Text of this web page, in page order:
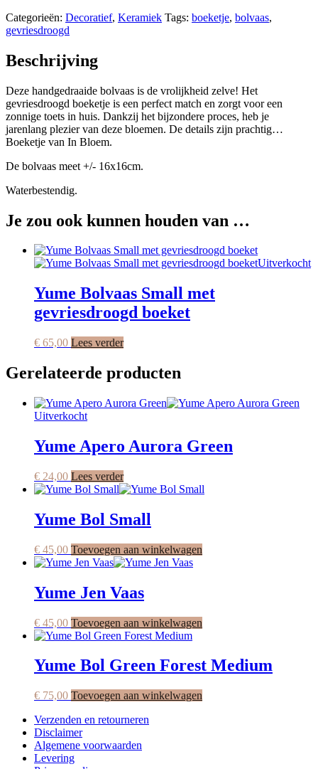
Categorieën: Decoratief, Keramiek Tags: boeketje, bolvaas,
gevriesdroogd
Beschrijving
Deze handgedraaide bolvaas is de vrolijkheid zelve! Het
gevriesdroogd boeketje is een perfect match en zorgt voor een
zonnige toets in huis. Dankzij het bijzondere proces, heb je
jarenlang plezier van deze bloemen. De details zijn prachtig…
Boeketje van In Bloem.
De bolvaas meet +/- 16x16cm.
Waterbestendig.
Je zou ook kunnen houden van …
Uitverkocht
Yume Bolvaas Small met
gevriesdroogd boeket
€ 65,00 Lees verder
Gerelateerde producten
Uitverkocht
Yume Apero Aurora Green
€ 24,00 Lees verder
Yume Bol Small
€ 45,00 Toevoegen aan winkelwagen
Yume Jen Vaas
€ 45,00 Toevoegen aan winkelwagen
Yume Bol Green Forest Medium
€ 75,00 Toevoegen aan winkelwagen
Verzenden en retourneren
Disclaimer
Algemene voorwaarden
Levering